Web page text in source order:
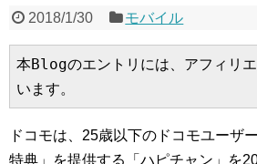
2018/1/30 モバイル
本Blogのエントリには、アフィリ
います。
ドコモは、25歳以下のドコモユーザ
特典」を提供する「ハピチャン」を